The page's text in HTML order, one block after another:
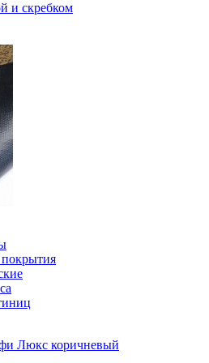
и скребком
Люкс коричневый